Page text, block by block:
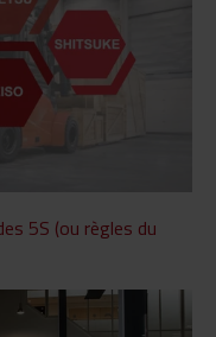
5S (ou règles du